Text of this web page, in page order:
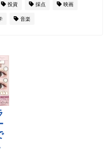
投資 採点 映画
音楽